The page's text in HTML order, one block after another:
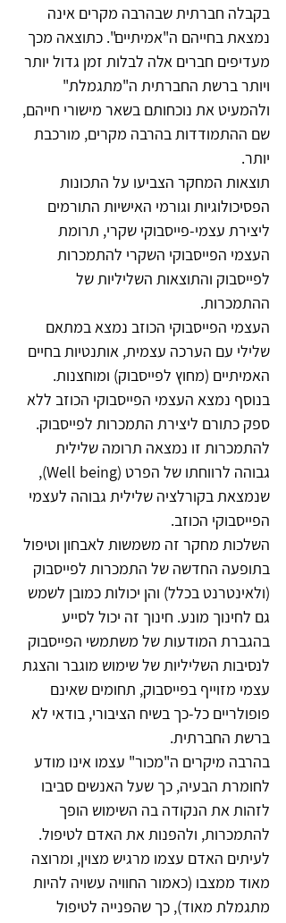
בקבלה חברתית שבהרבה מקרים אינה
נמצאת בחייהם ה"אמיתיים". כתוצאה מכך
מעדיפים חברים אלה לבלות זמן גדול יותר
ויותר ברשת החברתית ה"מתגמלת"
ולהמעיט את נוכחותם בשאר מישורי חייהם,
שם ההתמודדות בהרבה מקרים, מורכבת
יותר.
תוצאות המחקר הצביעו על התכונות
הפסיכולוגיות וגורמי האישיות התורמים
ליצירת עצמי-פייסבוקי שקרי, תרומת
העצמי הפייסבוקי השקרי להתמכרות
לפייסבוק והתוצאות השליליות של
ההתמכרות.
העצמי הפייסבוקי הכוזב נמצא במתאם
שלילי עם הערכה עצמית, אותנטיות בחיים
האמיתיים (מחוץ לפייסבוק) ומוחצנות.
בנוסף נמצא העצמי הפייסבוקי הכוזב ללא
ספק כתורם ליצירת התמכרות לפייסבוק.
להתמכרות זו נמצאה תרומה שלילית
גבוהה לרווחתו של הפרט (Well being),
שנמצאת בקורלציה שלילית גבוהה לעצמי
הפייסבוקי הכוזב.
השלכות מחקר זה משמשות לאבחון וטיפול
בתופעה החדשה של התמכרות לפייסבוק
(ולאינטרנט בכלל) והן יכולות כמובן לשמש
גם לחינוך מונע. חינוך זה יכול לסייע
בהגברת המודעות של משתמשי הפייסבוק
לנסיבות השליליות של שימוש מוגבר והצגת
עצמי מזוייף בפייסבוק, תחומים שאינם
פופולריים כל-כך בשיח הציבורי, בודאי לא
ברשת החברתית.
בהרבה מיקרים ה"מכור" עצמו אינו מודע
לחומרת הבעיה, כך שעל האנשים סביבו
לזהות את הנקודה בה השימוש הופך
להתמכרות, ולהפנות את האדם לטיפול.
לעיתים האדם עצמו מרגיש מצוין, ומרוצה
מאוד ממצבו (כאמור החוויה עשויה להיות
מתגמלת מאוד), כך שהפנייה לטיפול